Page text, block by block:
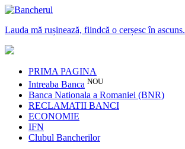
Lauda mă rușinează, fiindcă o cerșesc în ascuns.
PRIMA PAGINA
Intreaba Banca NOU
Banca Nationala a Romaniei (BNR)
RECLAMATII BANCI
ECONOMIE
IFN
Clubul Bancherilor